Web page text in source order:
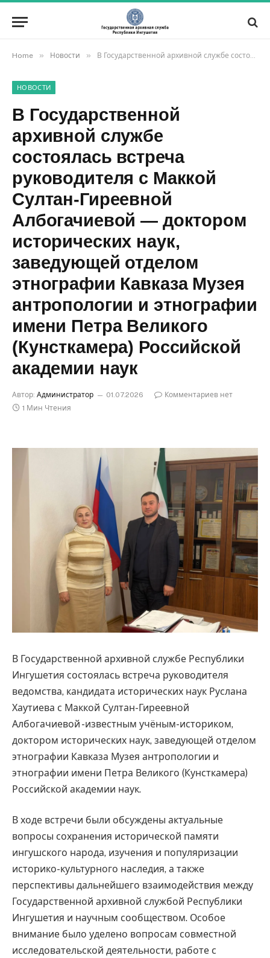
Home » Новости » В Государственной архивной службе состоялась встреча руководителя с Маккой Султан-Гиреевной Албогачиевой — доктором исторических наук, заведующей отделом этнографии Кавказа Музея антропологии и этнографии имени Петра Великого (Кунсткамера) Российской академии наук
НОВОСТИ
В Государственной
архивной службе
состоялась встреча
руководителя с Маккой
Султан-Гиреевной
Албогачиевой — доктором
исторических наук,
заведующей отделом
этнографии Кавказа Музея
антропологии и этнографии
имени Петра Великого
(Кунсткамера) Российской
академии наук
Автор: Администратор 01.07.2026
Комментариев нет
1 Мин Чтения
В Государственной архивной службе Республики
Ингушетия состоялась встреча руководителя
ведомства, кандидата исторических наук Руслана
Хаутиева с Маккой Султан-Гиреевной
Албогачиевой -известным учёным-историком,
доктором исторических наук, заведующей отделом
этнографии Кавказа Музея антропологии и
этнографии имени Петра Великого (Кунсткамера)
Российской академии наук.
В ходе встречи были обсуждены актуальные
вопросы сохранения исторической памяти
ингушского народа, изучения и популяризации
историко-культурного наследия, а также
перспективы дальнейшего взаимодействия между
Государственной архивной службой Республики
Ингушетия и научным сообществом. Особое
внимание было уделено вопросам совместной
исследовательской деятельности, работе с